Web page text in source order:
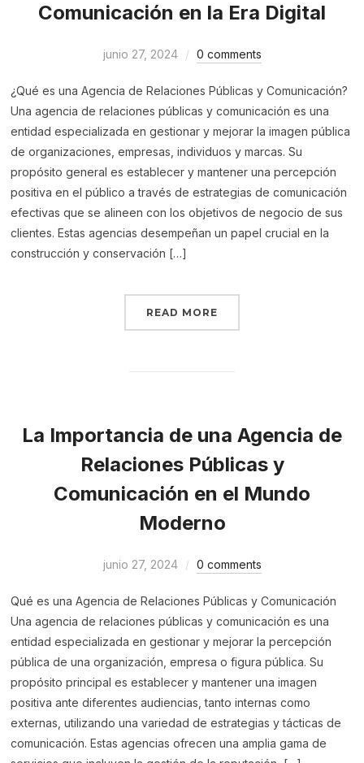
Comunicación en la Era Digital
junio 27, 2024 0 comments
¿Qué es una Agencia de Relaciones Públicas y Comunicación?
Una agencia de relaciones públicas y comunicación es una
entidad especializada en gestionar y mejorar la imagen pública
de organizaciones, empresas, individuos y marcas. Su
propósito general es establecer y mantener una percepción
positiva en el público a través de estrategias de comunicación
efectivas que se alineen con los objetivos de negocio de sus
clientes. Estas agencias desempeñan un papel crucial en la
construcción y conservación […]
READ MORE
La Importancia de una Agencia de
Relaciones Públicas y
Comunicación en el Mundo
Moderno
junio 27, 2024 0 comments
Qué es una Agencia de Relaciones Públicas y Comunicación
Una agencia de relaciones públicas y comunicación es una
entidad especializada en gestionar y mejorar la percepción
pública de una organización, empresa o figura pública. Su
propósito principal es establecer y mantener una imagen
positiva ante diferentes audiencias, tanto internas como
externas, utilizando una variedad de estrategias y tácticas de
comunicación. Estas agencias ofrecen una amplia gama de